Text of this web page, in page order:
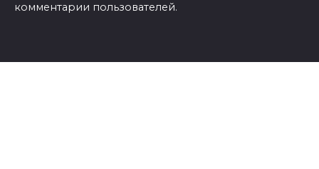
комментарии пользователей.